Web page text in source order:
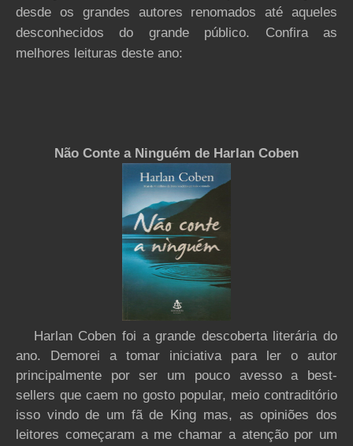
desde os grandes autores renomados até aqueles
desconhecidos do grande público. Confira as
melhores leituras deste ano:
Não Conte a Ninguém de Harlan Coben
Harlan Coben foi a grande descoberta literária do
ano. Demorei a tomar iniciativa para ler o autor
principalmente por ser um pouco avesso a best-
sellers que caem no gosto popular, meio contraditório
isso vindo de um fã de King mas, as opiniões dos
leitores começaram a me chamar a atenção por um